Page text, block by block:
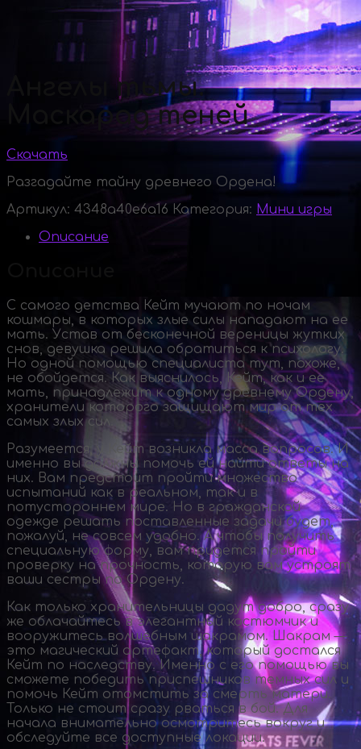
Ангелы тьмы.
Маскарад теней
Скачать
Разгадайте тайну древнего Ордена!
Артикул: 4348a40e6a16 Категория: Мини игры
Описание
С самого детства Кейт мучают по ночам
кошмары, в которых злые силы нападают на ее
мать. Устав от бесконечной вереницы жутких
снов, девушка решила обратиться к психологу.
Но одной помощью специалиста тут, похоже,
не обойдется. Как выяснилось, Кейт, как и ее
мать, принадлежит к одному древнему Ордену,
хранители которого защищают мир от тех
самых злых сил.
Разумеется, у Кейт возникла масса вопросов. И
именно вы должны помочь ей найти ответы на
них. Вам предстоит пройти множество
испытаний как в реальном, так и в
потустороннем мире. Но в гражданской
одежде решать поставленные задачи будет,
пожалуй, не совсем удобно. А чтобы получить
специальную форму, вам придется пройти
проверку на прочность, которую вам устроят
ваши сестры по Ордену.
Как только хранительницы дадут добро, сразу
же облачайтесь в элегантный костюмчик и
вооружитесь волшебным шакрамом. Шакрам —
это магический артефакт, который достался
Кейт по наследству. Именно с его помощью вы
сможете победить приспешников темных сил и
помочь Кейт отомстить за смерть матери.
Только не стоит сразу рваться в бой. Для
начала внимательно осмотритесь вокруг и
обследуйте все доступные локации.